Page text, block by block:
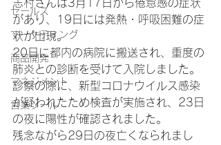
セールス
マーケティング
商品開発
マネジメント
営業ツール
志村さんは3月17日から倦怠感の症状
があり、19日には発熱・呼吸困難の症
状が出現。
20日に都内の病院に搬送され、重度の
肺炎との診断を受けて入院しました。
診察の際に、新型コロナウイルス感染
が疑われたため検査が実施され、23日
の夜に陽性が確認されました。
残念ながら29日の夜亡くなられまし